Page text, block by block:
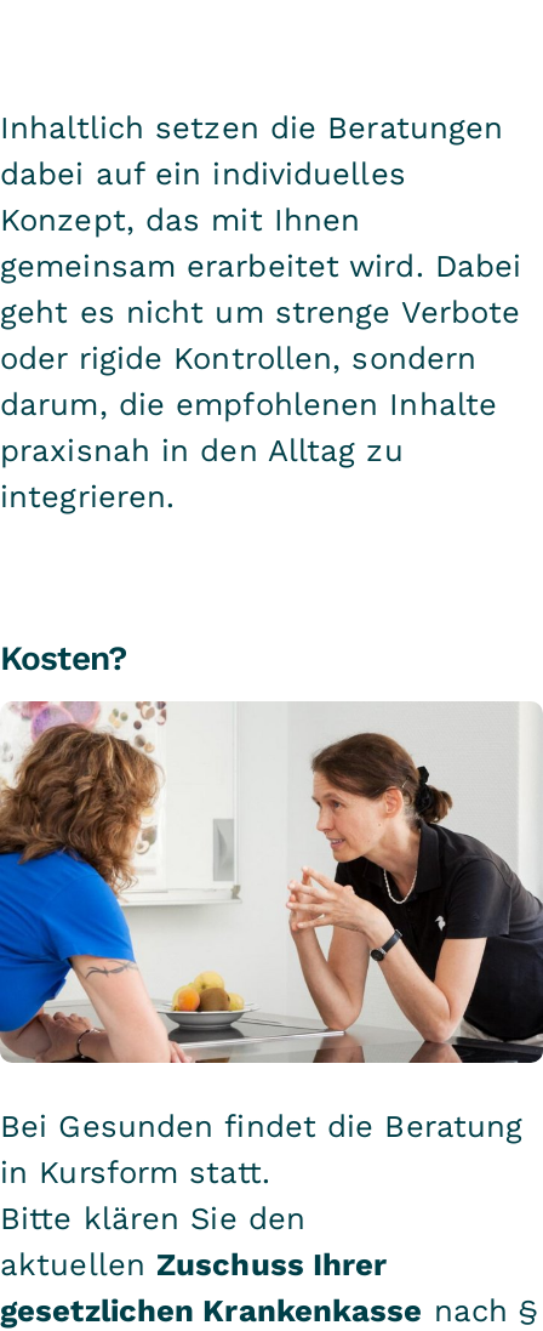
Inhaltlich setzen die Beratungen
dabei auf ein individuelles
Konzept, das mit Ihnen
gemeinsam erarbeitet wird. Dabei
geht es nicht um strenge Verbote
oder rigide Kontrollen, sondern
darum, die empfohlenen Inhalte
praxisnah in den Alltag zu
integrieren.
Kosten?
Bei Gesunden findet die Beratung
in Kursform statt.
Bitte klären Sie den
aktuellen Zuschuss Ihrer
gesetzlichen Krankenkasse nach §